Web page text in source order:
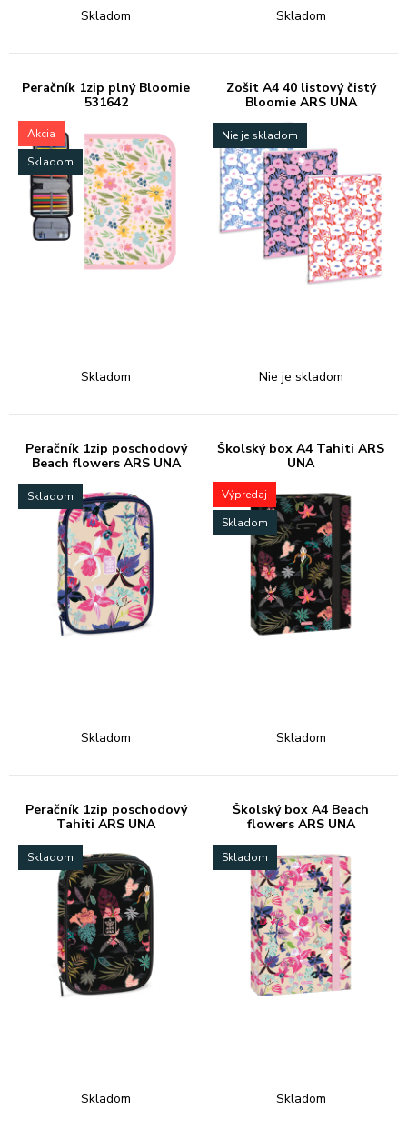
Skladom Skladom
Peračník 1zip plný Bloomie
531642
Akcia
Skladom
Skladom
Zošit A4 40 listový čistý
Bloomie ARS UNA
Nie je skladom
Nie je skladom
Peračník 1zip poschodový
Beach flowers ARS UNA
Skladom
Skladom
Školský box A4 Tahiti ARS
UNA
Výpredaj
Skladom
Skladom
Peračník 1zip poschodový
Tahiti ARS UNA
Skladom
Skladom
Školský box A4 Beach
flowers ARS UNA
Skladom
Skladom